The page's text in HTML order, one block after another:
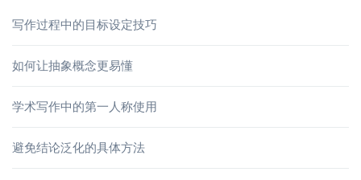
写作过程中的目标设定技巧
如何让抽象概念更易懂
学术写作中的第一人称使用
避免结论泛化的具体方法